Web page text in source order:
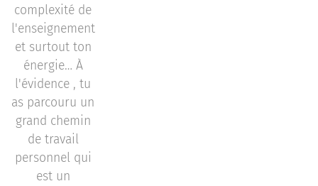
complexité de
l'enseignement
et surtout ton
énergie… À
l'évidence , tu
as parcouru un
grand chemin
de travail
personnel qui
est un